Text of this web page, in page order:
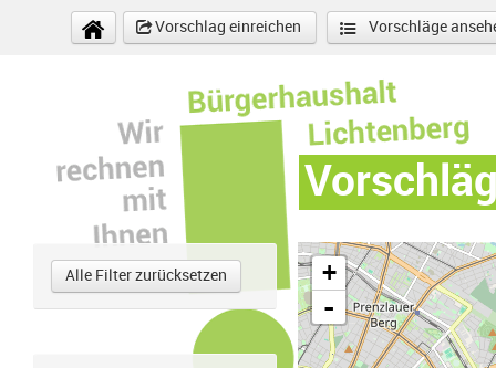
Direkt zum Inhalt
Vorschlag einreichen
Vorschläge
Alle Filter zurücksetzen +
-